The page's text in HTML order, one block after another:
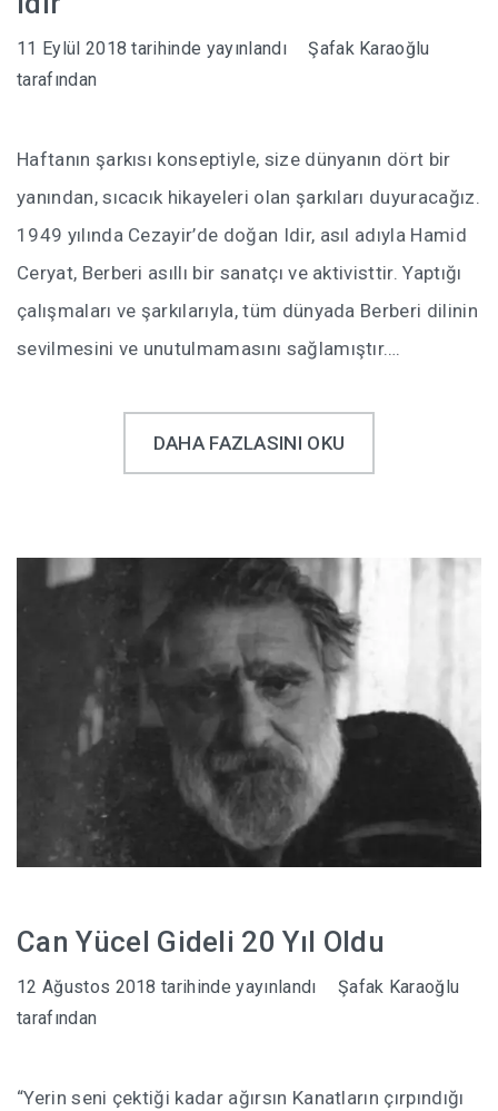
11 Eylül 2018 tarihinde yayınlandı
Şafak Karaoğlu
tarafından
Haftanın şarkısı konseptiyle, size dünyanın dört bir
yanından, sıcacık hikayeleri olan şarkıları duyuracağız.
1949 yılında Cezayir’de doğan Idir, asıl adıyla Hamid
Ceryat, Berberi asıllı bir sanatçı ve aktivisttir. Yaptığı
çalışmaları ve şarkılarıyla, tüm dünyada Berberi dilinin
sevilmesini ve unutulmamasını sağlamıştır….
DAHA FAZLASINI OKU
Can Yücel Gideli 20 Yıl Oldu
12 Ağustos 2018 tarihinde yayınlandı
Şafak Karaoğlu
tarafından
“Yerin seni çektiği kadar ağırsın Kanatların çırpındığı